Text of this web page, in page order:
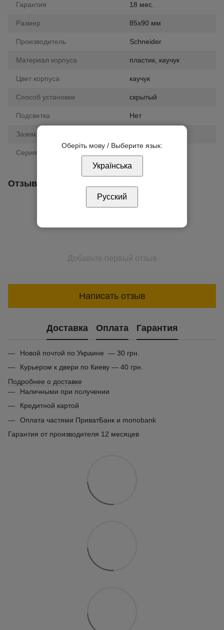
Гарантия 18 мес.
Размер 85х90 мм
Производитель Schneider
Материал корпуса пластик, каучук
Цвет корпуса каучук
Способ установки скрытый
Подсветка Нет
Заземление
Серия
Отзывы
Добавьте первый отзыв
Написать отзыв
Доставка Оплата Гарантия
Новой почтой по Украине — 30 грн.
Курьером к двери по Киеву — 40 грн.
Подробнее о доставке
Наличными при получении
Кредитной картой
Оплата частями ПриватБанк и monobank
Гарантия от производителя 12 месяцев
Оберіть мову / Выберите язык:
Українська
Русский